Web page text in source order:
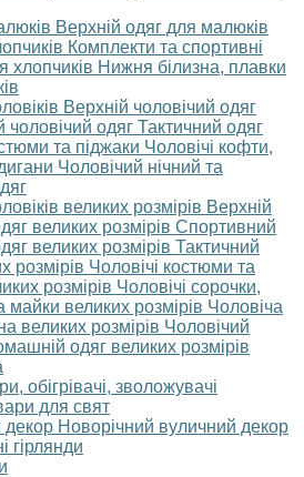
Верхній одяг для малюків
Комплекти та спортивні
хлопчиків Нижня білизна, плавки
Верхній чоловічий одяг
одяг Тактичний одяг
та піджаки Чоловічі кофти,
Чоловічий нічний та
великих розмірів Верхній
великих розмірів Спортивний
великих розмірів Тактичний
розмірів Чоловічі костюми та
розмірів Чоловічі сорочки,
майки великих розмірів Чоловіча
великих розмірів Чоловічий
одяг великих розмірів
обігрівачі, зволожувачі
для свят
декор Новорічний вуличний декор
гірлянди